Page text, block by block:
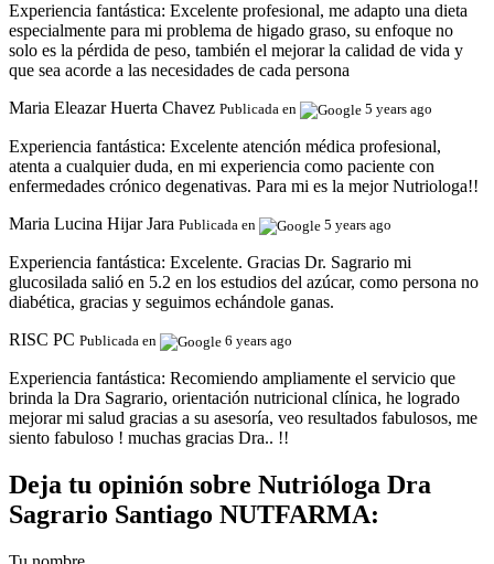
Experiencia fantástica: Excelente profesional, me adapto una dieta
especialmente para mi problema de higado graso, su enfoque no
solo es la pérdida de peso, también el mejorar la calidad de vida y
que sea acorde a las necesidades de cada persona
Maria Eleazar Huerta Chavez Publicada en 5 years ago
Experiencia fantástica: Excelente atención médica profesional,
atenta a cualquier duda, en mi experiencia como paciente con
enfermedades crónico degenativas. Para mi es la mejor Nutriologa!!
Maria Lucina Hijar Jara Publicada en 5 years ago
Experiencia fantástica: Excelente. Gracias Dr. Sagrario mi
glucosilada salió en 5.2 en los estudios del azúcar, como persona no
diabética, gracias y seguimos echándole ganas.
RISC PC Publicada en 6 years ago
Experiencia fantástica: Recomiendo ampliamente el servicio que
brinda la Dra Sagrario, orientación nutricional clínica, he logrado
mejorar mi salud gracias a su asesoría, veo resultados fabulosos, me
siento fabuloso ! muchas gracias Dra.. !!
Deja tu opinión sobre Nutrióloga Dra
Sagrario Santiago NUTFARMA: